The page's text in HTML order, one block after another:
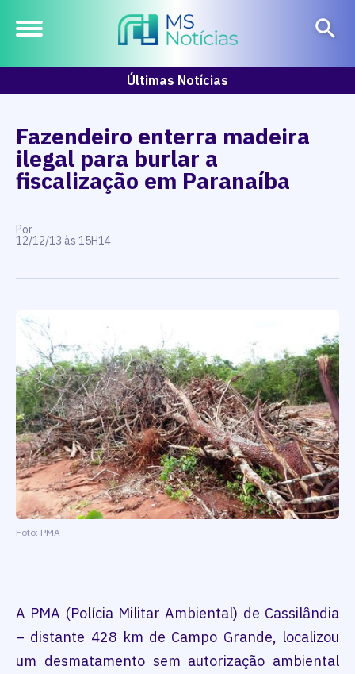
Últimas Notícias
Fazendeiro enterra madeira
ilegal para burlar a
fiscalização em Paranaíba
Por
12/12/13 às 15H14
Foto: PMA
A PMA (Polícia Militar Ambiental) de Cassilândia
– distante 428 km de Campo Grande, localizou
um desmatamento sem autorização ambiental